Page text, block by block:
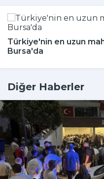
Türkiye'nin en uzun
Bursa'da
Diğer Haberler